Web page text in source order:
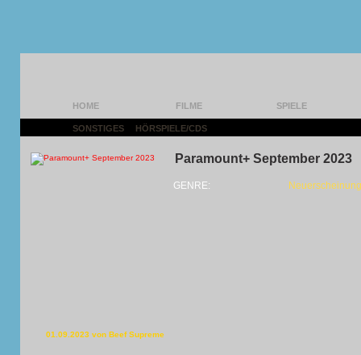
HOME FILME SPIELE
SONSTIGES HÖRSPIELE/CDS
Paramount+ September 2023
GENRE:
01.09.2023 von Beef Supreme